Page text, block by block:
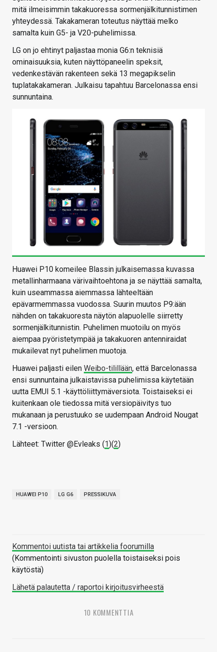
mitä ilmeisimmin takakuoressa sormenjälkitunnistimen
yhteydessä. Takakameran toteutus näyttää melko
samalta kuin G5- ja V20-puhelimissa.
LG on jo ehtinyt paljastaa monia G6:n teknisiä
ominaisuuksia, kuten näyttöpaneelin speksit,
vedenkestävän rakenteen sekä 13 megapikselin
tuplatakakameran. Julkaisu tapahtuu Barcelonassa ensi
sunnuntaina.
Huawei P10 komeilee Blassin julkaisemassa kuvassa
metallinharmaana värivaihtoehtona ja se näyttää samalta,
kuin useammassa aiemmassa lähteeltään
epävarmemmassa vuodossa. Suurin muutos P9:ään
nähden on takakuoresta näytön alapuolelle siirretty
sormenjälkitunnistin. Puhelimen muotoilu on myös
aiempaa pyöristetympää ja takakuoren antenniraidat
mukailevat nyt puhelimen muotoja.
Huawei paljasti eilen Weibo-tilillään, että Barcelonassa
ensi sunnuntaina julkaistavissa puhelimissa käytetään
uutta EMUI 5.1 -käyttöliittymäversiota. Toistaiseksi ei
kuitenkaan ole tiedossa mitä versiopäivitys tuo
mukanaan ja perustuuko se uudempaan Android Nougat
7.1 -versioon.
Lähteet: Twitter @Evleaks (1)(2)
HUAWEI P10 LG G6 PRESSIKUVA
Kommentoi uutista tai artikkelia foorumilla
(Kommentointi sivuston puolella toistaiseksi pois
käytöstä)
Lähetä palautetta / raportoi kirjoitusvirheestä
10 KOMMENTTIA